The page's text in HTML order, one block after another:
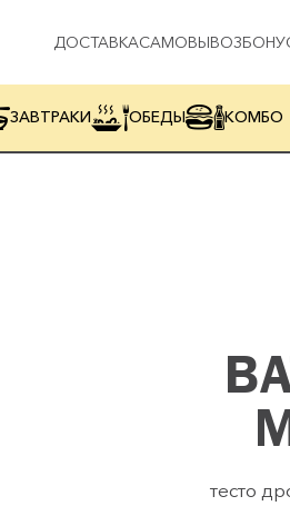
ДОСТАВКАСАМОВЫВОЗ
ЗАВТРАКИ ОБЕДЫ КОМБО
тесто